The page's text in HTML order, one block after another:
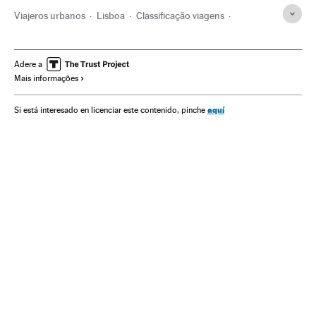
Viajeros urbanos Lisboa Classificação viagens
Restaurantes Rios Restauración
Europa Ocidental
Gastronomia Turismo Europa Cultura Meio ambiente
Adere a
Mais informações
Si está interesado en licenciar este contenido, pinche aquí